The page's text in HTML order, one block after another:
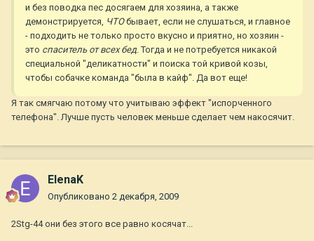
и без поводка пес досягаем для хозяина, а также
демонстрируется, ЧТОбывает, если не слушаться, и главное
- подходить не только просто вкусно и приятно, но хозяин -
это спаситель от всех бед. Тогда и не потребуется никакой
специальной "деликатности" и поиска той кривой козы,
чтобы собачке команда "была в кайф". Да вот еще!
Я так смягчаю потому что учитываю эффект "испорченного
телефона". Лучше пусть человек меньше сделает чем накосячит.
ElenaK
Опубликовано 2 декабря, 2009
2Stg-44 они без этого все равно косячат...